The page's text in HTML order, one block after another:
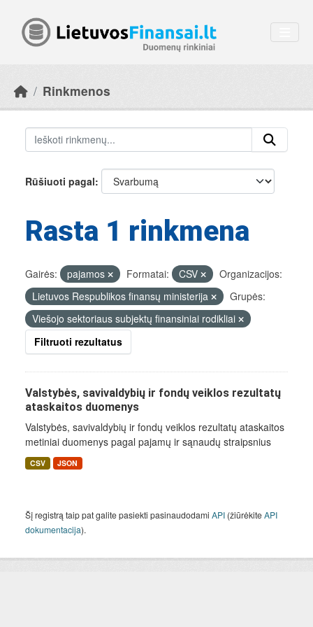
Rinkmenos
Rūšiuoti pagal
Rasta 1 rinkmena
Gairės: pajamos Formatai: CSV
Organizacijos:
Lietuvos Respublikos finansų ministerija
Grupės:
Viešojo sektoriaus subjektų finansiniai rodikliai
Filtruoti rezultatus
Valstybės, savivaldybių ir fondų veiklos rezultatų
ataskaitos duomenys
Valstybės, savivaldybių ir fondų veiklos rezultatų ataskaitos
metiniai duomenys pagal pajamų ir sąnaudų straipsnius
CSV JSON
Šį registrą taip pat galite pasiekti pasinaudodami API (žiūrėkiteAPI
dokumentacija).